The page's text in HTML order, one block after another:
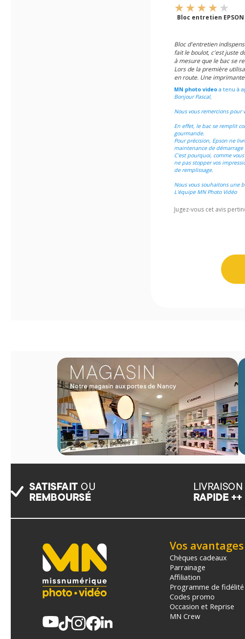
Bloc entretien EPSON
Bloc d'entretien
fait le boulot, c'est juste
à mesure que le bac se
Lors de la première
en route. Une
MN photo videoa tenu à
Bonjour Pascal,
Nous vous remercions pour
En effet, le bac se remplit
gourmande.
Pour précision, Epson ne
maintenance de
C'est pourquoi, comme
ne pas stopper vos
de remplissage.
Nous vous souhaitons une
L'équipe MN Photo Vidéo
Jugez-vous cet avis
Vos avantages
Chèques cadeaux
Parrainage
Affiliation
Programme de fidélité
Codes promo
Occasion et Reprise
MN Crew